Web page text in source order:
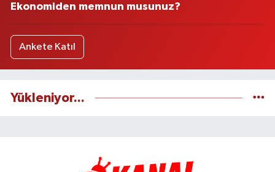
Ekonomiden memnun musunuz?
Ankete Katıl
Yükleniyor...